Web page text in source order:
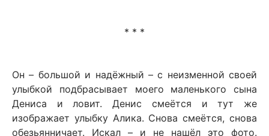
* * *
Он – большой и надёжный – с неизменной своей
улыбкой подбрасывает моего маленького сына
Дениса и ловит. Денис смеётся и тут же
изображает улыбку Алика. Снова смеётся, снова
обезьянничает. Искал – и не нашёл это фото.